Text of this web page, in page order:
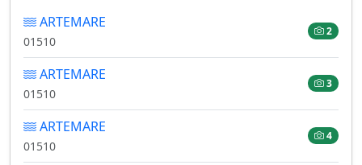
ARTEMARE
01510
2
ARTEMARE
01510
3
ARTEMARE
01510
4